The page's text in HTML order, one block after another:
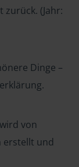
zurück. (Jahr:
Dinge –
von
erstellt und